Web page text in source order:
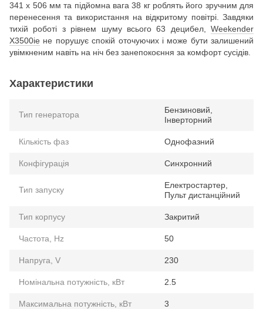
341 х 506 мм та підйомна вага 38 кг роблять його зручним для
перенесення та використання на відкритому повітрі. Завдяки
тихій роботі з рівнем шуму всього 63 децибел, Weekender
X3500ie не порушує спокій оточуючих і може бути залишений
увімкненим навіть на ніч без занепокоєння за комфорт сусідів.
Характеристики
Тип генератора
Бензиновий,
Інверторний
Кількість фаз Однофазний
Конфігурація Синхронний
Тип запуску
Електростартер,
Пульт дистанційний
Тип корпусу Закритий
Частота, Hz 50
Напруга, V 230
Номінальна потужність, кВт 2.5
Максимальна потужність, кВт 3